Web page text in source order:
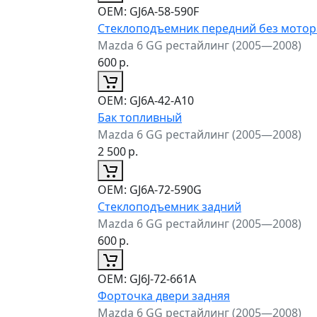
ОЕМ: GJ6A-58-590F
Стеклоподъемник передний без
Mazda 6 GG рестайлинг (2005—2008)
600р.
ОЕМ: GJ6A-42-A10
Бак топливный
Mazda 6 GG рестайлинг (2005—2008)
2 500р.
ОЕМ: GJ6A-72-590G
Стеклоподъемник задний
Mazda 6 GG рестайлинг (2005—2008)
600р.
ОЕМ: GJ6J-72-661A
Форточка двери задняя
Mazda 6 GG рестайлинг (2005—2008)